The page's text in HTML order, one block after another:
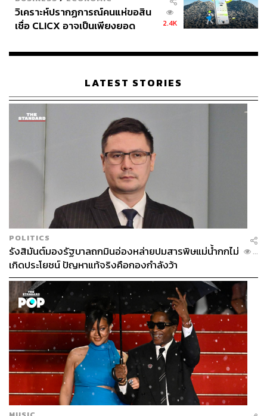
วิเคราะห์ปรากฏการณ์คนแห่ขอสิน
เชื่อ CLICX อาจเป็นเพียงยอด
เรือนไทยที่ถูกซุกไว้
2.4K
LATEST STORIES
POLITICS
รังสิมันต์มองรัฐบาลถกมินอ่องหล่ายปมสารพิษแม่น้ำกกไม่
เกิดประโยชน์ ปัญหาแท้จริงคือกองกำลังว้า
...